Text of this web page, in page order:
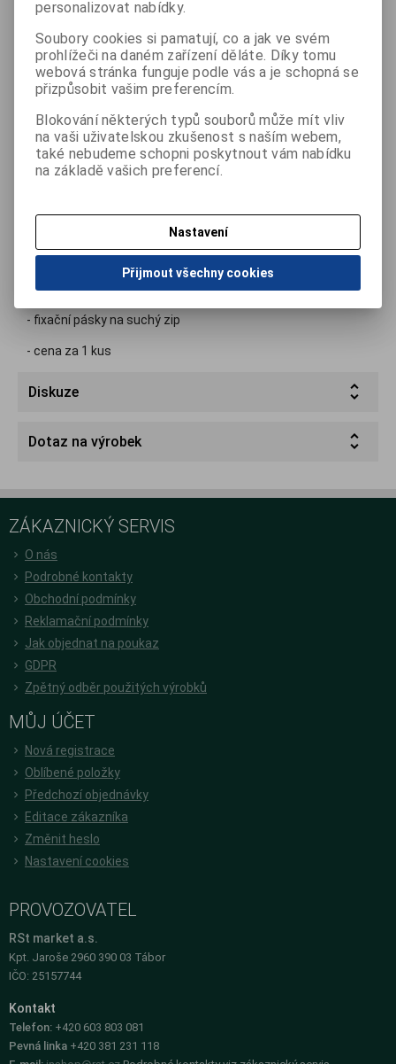

Porovnat Tisk
Termín dodání (dny):7 Počet na skladě:0 ks
Antidekubitní podložka pod patu.
- přírodní vlna
- fixační pásky na suchý zip
- cena za 1 kus
Diskuze
Dotaz na výrobek
ZÁKAZNICKÝ SERVIS
O nás
Podrobné kontakty
Obchodní podmínky
Reklamační podmínky
Jak objednat na poukaz
GDPR
Zpětný odběr použitých výrobků
MŮJ ÚČET
Nová registrace
Oblíbené položky
Předchozí objednávky
Editace zákazníka
Změnit heslo
Nastavení cookies
PROVOZOVATEL
RSt market a.s.
Kpt. Jaroše 2960 390 03 Tábor
IČO: 25157744
Kontakt
Telefon: +420 603 803 081
Pevná linka +420 381 231 118
personalizovat nabídky.
Soubory cookies si pamatují, co a jak ve svém
prohlížeči na daném zařízení děláte. Díky tomu
webová stránka funguje podle vás a je schopná se
přizpůsobit vašim preferencím.
Blokování některých typů souborů může mít vliv
na vaši uživatelskou zkušenost s naším webem,
také nebudeme schopni poskytnout vám nabídku
na základě vašich preferencí.
Nastavení
Přijmout všechny cookies